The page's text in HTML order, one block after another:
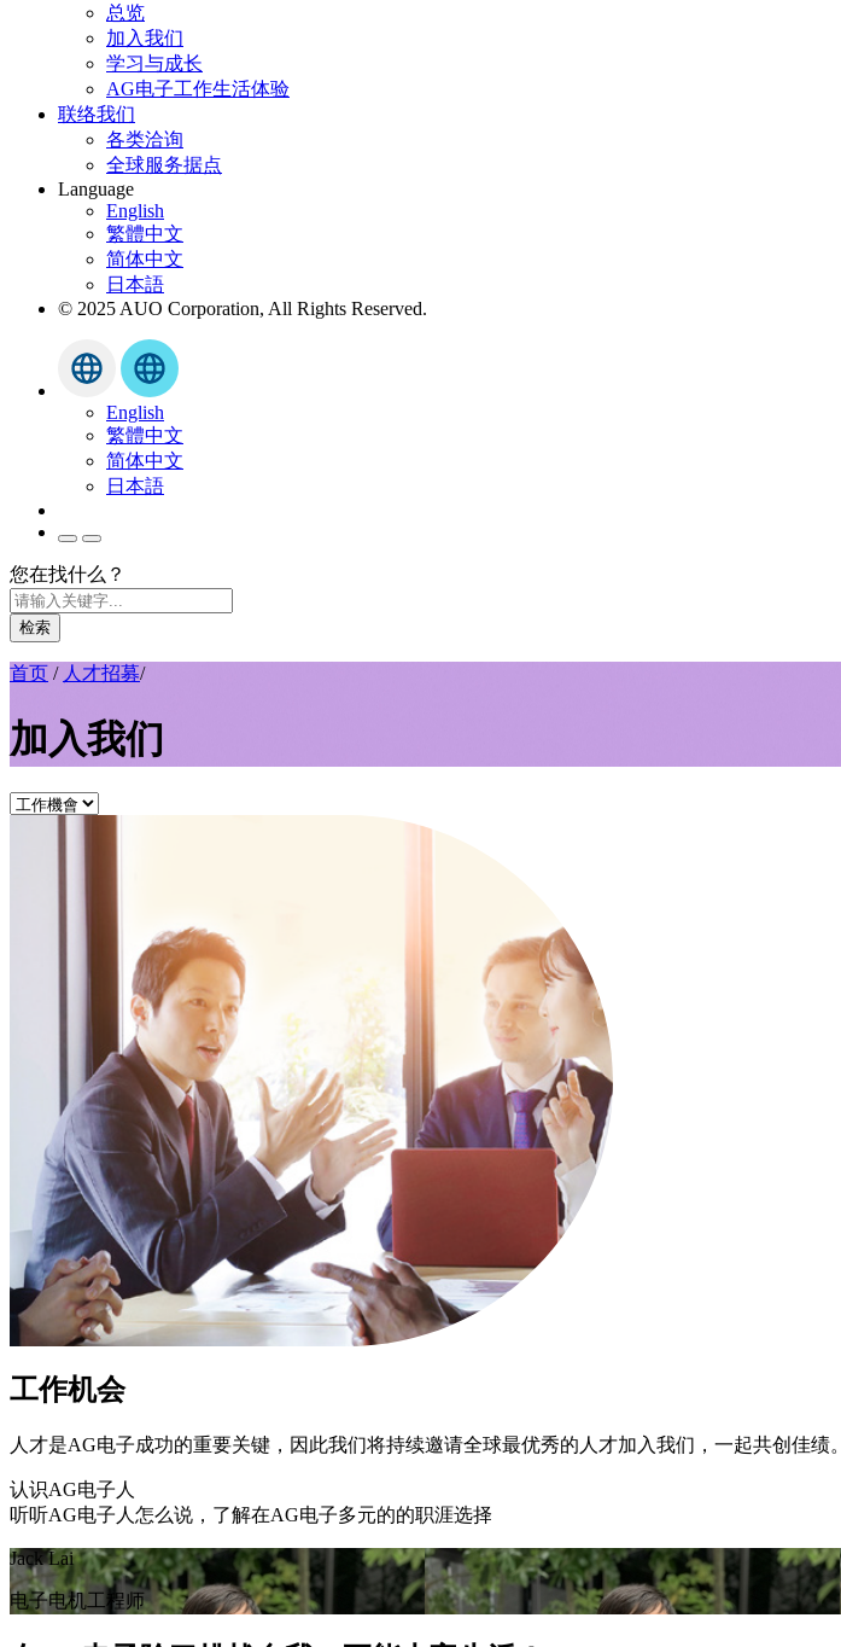
总览
加入我们
学习与成长
AG电子工作生活体验
联络我们
各类洽询
全球服务据点
Language
English
繁體中文
简体中文
日本語
© 2025 AUO Corporation, All Rights Reserved.
English
繁體中文
简体中文
日本語
您在找什么？
检索
首页 / 人才招募/
加入我们
工作机会
人才是AG电子成功的重要关键，因此我们将持续邀请全球最优秀的人才加入我们，一起共创佳绩。
认识AG电子人
听听AG电子人怎么说，了解在AG电子多元的的职涯选择
Jack Lai
电子电机工程师